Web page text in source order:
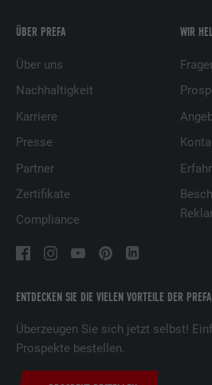
ENTDECKEN SIE DIE VIELEN VORTEILE DER
Überzeugen Sie sich jetzt selbst!
Prospekte bestellen.
ÜBER PREFA
Über uns
Nachhaltigkeit
Karriere
Presse
Partner
Zertifikate
Compliance
WIR